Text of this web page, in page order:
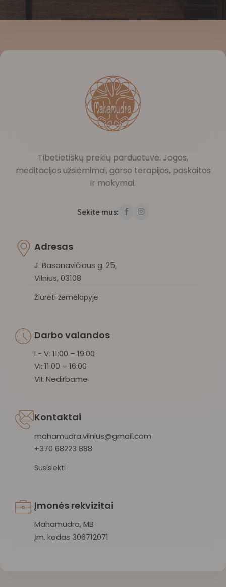
Tibetietiškų prekių parduotuvė. Jogos,
meditacijos užsiėmimai, garso terapijos, paskaitos
ir mokymai.
Sekite mus:
Adresas
J. Basanavičiaus g. 25,
Vilnius, 03108
Žiūrėti žemėlapyje
Darbo valandos
I - V: 11:00 – 19:00
VI: 11:00 – 16:00
VII: Nedirbame
Kontaktai
mahamudra.vilnius@gmail.com
+370 68223 888
Susisiekti
Įmonės rekvizitai
Mahamudra, MB
Įm. kodas 306712071